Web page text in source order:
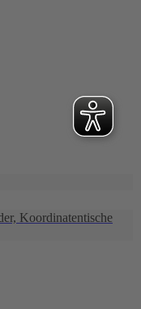
Koordinatentische